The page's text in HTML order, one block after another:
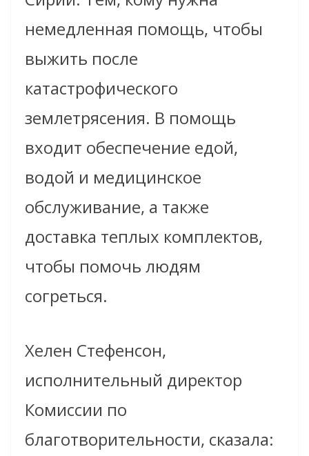
немедленная помощь, чтобы
выжить после
катастрофического
землетрясения. В помощь
входит обеспечение едой,
водой и медицинское
обслуживание, а также
доставка теплых комплектов,
чтобы помочь людям
согреться.
Хелен Стефенсон,
исполнительный директор
Комиссии по
благотворительности, сказала: